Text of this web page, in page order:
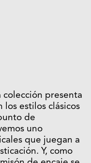
colección presenta
los estilos clásicos
de
uno
que juegan a
Y, como